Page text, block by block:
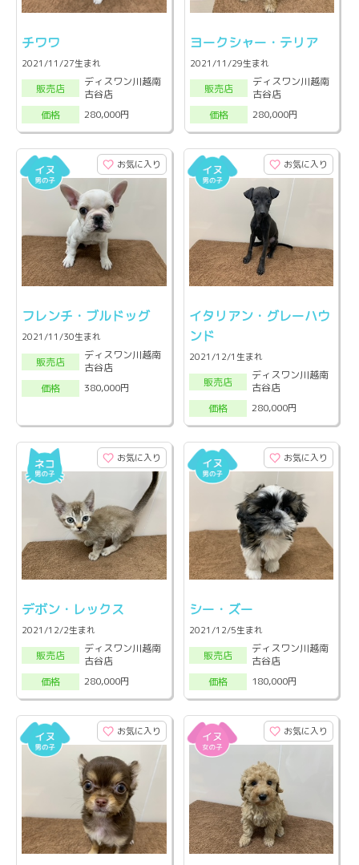
チワワ
2021/11/27生まれ
販売店
ディスワン川越南
古谷店
価格
280,000円
ヨークシャー・テリア
2021/11/29生まれ
販売店
ディスワン川越南
古谷店
価格
280,000円
お気に入り
フレンチ・ブルドッグ
2021/11/30生まれ
販売店
ディスワン川越南
古谷店
価格
380,000円
お気に入り
イタリアン・グレーハウ
ンド
2021/12/1生まれ
販売店
ディスワン川越南
古谷店
価格
280,000円
お気に入り
デボン・レックス
2021/12/2生まれ
販売店
ディスワン川越南
古谷店
価格
280,000円
お気に入り
シー・ズー
2021/12/5生まれ
販売店
ディスワン川越南
古谷店
価格
180,000円
お気に入り お気に入り